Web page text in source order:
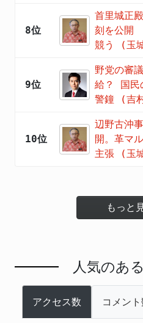
8位
首里城正
刻を公開
競う (玉
9位
野党の審
給？ 国民
警鐘 (吉
10位
辺野古沖
開。革マ
主張 (玉
もっと
人気のあ
アクセス数 コメント